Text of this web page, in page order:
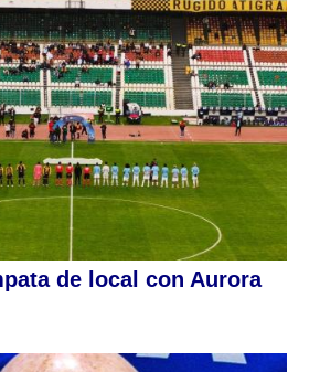
de local con Aurora